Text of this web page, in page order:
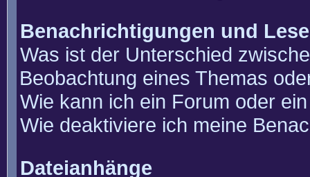
Benachrichtigungen und
Was ist der Unterschied
Beobachtung eines Themas
Wie kann ich ein Forum oder
Wie deaktiviere ich meine
Dateianhänge